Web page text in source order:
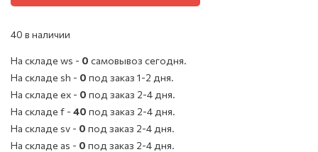
40 в наличии
На складе ws - 0 cамовывоз сегодня.
На складе sh - 0 под заказ 1-2 дня.
На складе ex - 0 под заказ 2-4 дня.
На складе f - 40 под заказ 2-4 дня.
На складе sv - 0 под заказ 2-4 дня.
На складе as - 0 под заказ 2-4 дня.